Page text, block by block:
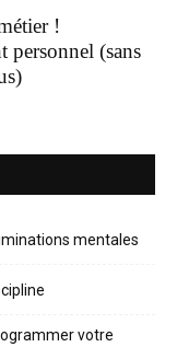
!
personnel (sans
mentales
votre